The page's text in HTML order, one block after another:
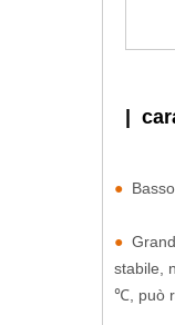
●
●
stabile,
℃, può